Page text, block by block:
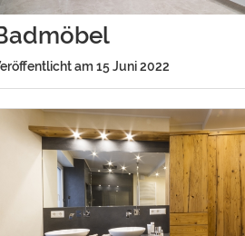
am 15 Juni 2022